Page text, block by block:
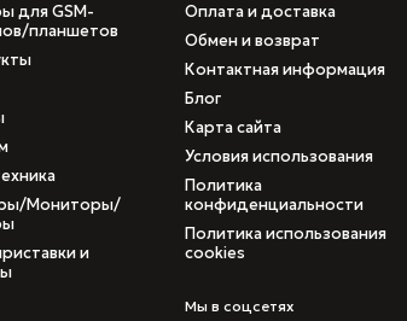
для GSM-
планшетов
Мониторы/
и
Оплата и доставка
Обмен и возврат
Контактная информация
Блог
Карта сайта
Условия использования
Политика
конфиденциальности
Политика использования
cookies
Мы в соцсетях